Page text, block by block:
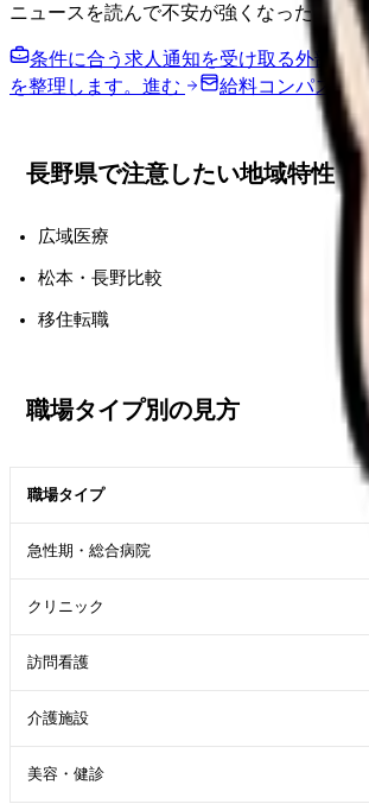
ニュースを読んで不安が強くなった時は
条件に合う求人通知を受け取る外部転
を整理します。 進む 給料コンパスで比
長野県で注意したい地域特性
広域医療
松本・長野比較
移住転職
職場タイプ別の見方
職場タイプ
急性期・総合病院
クリニック
訪問看護
介護施設
美容・健診